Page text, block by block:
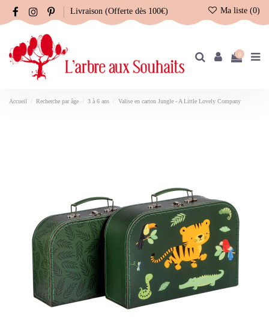
Livraison (Offerte dès 100€) Ma liste (0)
0
Accueil Recherche par âge 3 à 6 ans Valise en carton Jungle - A Little Lovely Company